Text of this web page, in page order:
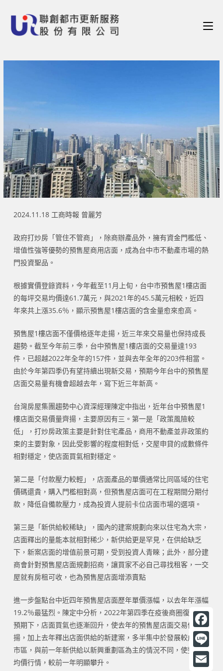
2024.11.18 工商時報 曾麗芳
政府打炒房「管住不管商」，除商辦產品外，擁有資金門檻低、
增值性強等優勢的預售屋商用店面，成為台中市不動產市場的熱
門投資聖品。
根據實價登錄資料，今年截至11月上旬，台中市預售屋1樓店面
的每坪交易均價達61.7萬元，與2021年的45.5萬元相較，近四
年來共上漲35.6％，顯示預售屋1樓店面的含金量愈來愈高。
預售屋1樓店面不僅價格逐年走揚，近三年來交易量也保持成長
趨勢。截至今年前三季，台中預售屋1樓店面的交易量達193
件，已超越2022年全年的157件，並與去年全年的203件相當。
由於今年第四季仍有望持續出現新交易，預期今年台中的預售屋
店面交易量有機會超越去年，寫下近三年新高。
台灣房屋集團趨勢中心資深經理陳定中指出，近年台中預售屋1
樓店面交易價量齊揚，主要原因有三。第一是「政策風險較
低」，打炒房政策主要是針對住宅產品，商用不動產並非政策約
束的主要對象，因此受影響的程度相對低，交屋申貸的成數條件
相對穩定，使店面買氣相對穩定。
第二是「付款壓力較輕」，店面產品的單價通常比同區域的住宅
價碼還貴，購入門檻相對高，但預售屋店面可在工程期間分期付
款，降低自備款壓力，成為投資人提前卡位店面市場的選項。
第三是「新供給較稀缺」，國內的建案規劃向來以住宅為大宗，
店面釋出的量能本就相對稀少，新供給更是罕見，在供給缺乏
下，新案店面的增值前景可期，受到投資人青睞；此外，部分建
商會針對預售屋店面規劃招商，讓買家不必自己尋找租客，一交
屋就有房租可收，也為預售屋店面增添賣點
進一步盤點台中近四年預售屋店面歷年單價漲幅，以去年年漲幅
19.2％最猛烈。陳定中分析，2022年第四季在疫後商圈復甦的
預期下，店面買氣也逐漸回升，使去年的預售屋店面交易價量俱
揚，加上去年釋出店面供給的新建案，多半集中於發展較成熟的
市區，與前一年新供給以新興重劃區為主的情況不同，使整體的
均價行情，較前一年明顯攀升。
F
a
c
L